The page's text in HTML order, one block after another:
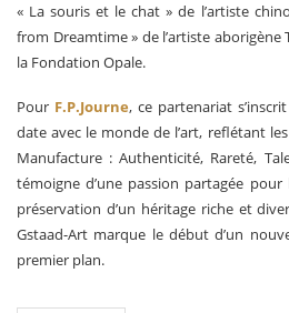
« La souris et le chat » de l’artiste
from Dreamtime » de l’artiste
la Fondation Opale.
Pour F.P.Journe, ce partenariat
date avec le monde de l’art, reflétant
Manufacture : Authenticité, Rareté,
témoigne d’une passion partagée pour
préservation d’un héritage riche et
Gstaad-Art marque le début d’un
premier plan.